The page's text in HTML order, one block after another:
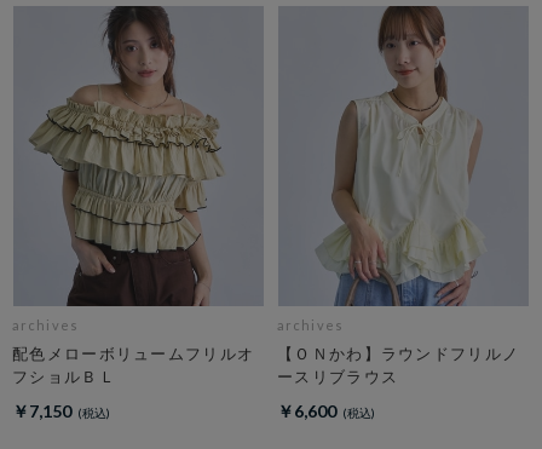
archives
配色メローボリュームフリルオ
フショルＢＬ
￥7,150
archives
【ＯＮかわ】ラウンドフリルノ
ースリブラウス
￥6,600